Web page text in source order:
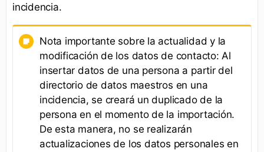
incidencia.
Nota importante sobre la actualidad y la
modificación de los datos de contacto: Al
insertar datos de una persona a partir del
directorio de datos maestros en una
incidencia, se creará un duplicado de la
persona en el momento de la importación.
De esta manera, no se realizarán
actualizaciones de los datos personales en